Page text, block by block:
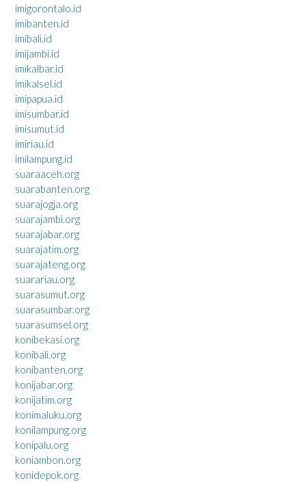
imigorontalo.id
imibanten.id
imibali.id
imijambi.id
imikalbar.id
imikalsel.id
imipapua.id
imisumbar.id
imisumut.id
imiriau.id
imilampung.id
suaraaceh.org
suarabanten.org
suarajogja.org
suarajambi.org
suarajabar.org
suarajatim.org
suarajateng.org
suarariau.org
suarasumut.org
suarasumbar.org
suarasumsel.org
konibekasi.org
konibali.org
konibanten.org
konijabar.org
konijatim.org
konimaluku.org
konilampung.org
konipalu.org
koniambon.org
konidepok.org